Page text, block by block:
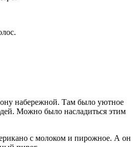
набережной. Там было уютное
Можно было насладиться этим
ано с молоком и пирожное. А он